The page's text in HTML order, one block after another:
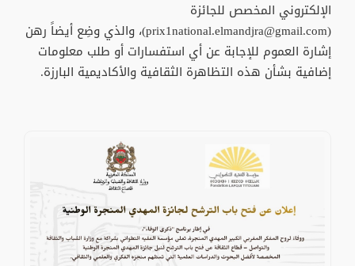
الإلكتروني المخصص للجائزة
(prix1national.elmandjra@gmail.com)، والذي وضِع أيضاً رهن
إشارة العموم للإجابة عن أي استفسارات أو طلب معلومات
إضافية بشأن هذه التظاهرة الثقافية والأكاديمية البارزة.